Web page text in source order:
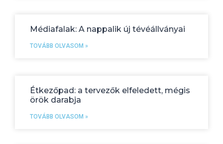
Médiafalak: A nappalik új tévéállványai
TOVÁBB OLVASOM »
Étkezőpad: a tervezők elfeledett, mégis
örök darabja
TOVÁBB OLVASOM »